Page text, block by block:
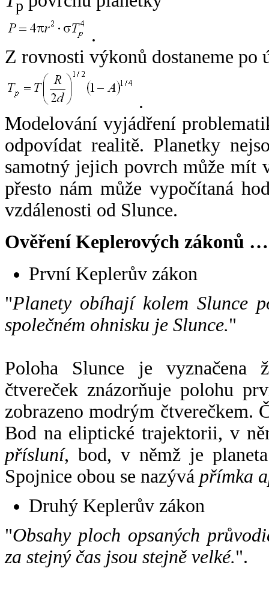
p
.
Z rovnosti výkonů dostaneme po
.
Modelování vyjádření
odpovídat realitě. Planetky
samotný jejich povrch může mít
přesto nám může vypočítaná
vzdálenosti od Slunce.
Ověření Keplerových zákonů …
První Keplerův zákon
"Planety obíhají kolem Slunce
společném ohnisku je Slunce."
Poloha Slunce je vyznačena
čtvereček znázorňuje polohu
zobrazeno modrým čtverečkem.
Bod na eliptické trajektorii, v
přísluní, bod, v němž je
Spojnice obou se nazývá přímka
Druhý Keplerův zákon
"Obsahy ploch opsaných
za stejný čas jsou stejně velké.".